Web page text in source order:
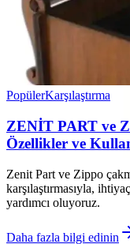
PopülerKarşılaştırma
ZENİT PART ve
Özellikler ve
Zenit Part ve Zippo
karşılaştırmasıyla,
yardımcı oluyoruz.
Daha fazla bilgi edinin